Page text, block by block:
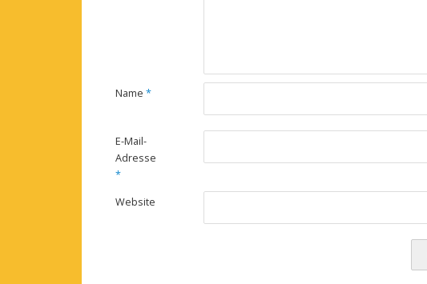
Name *
E-Mail-
Adresse
*
Website